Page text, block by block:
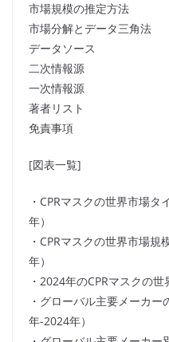
市場規模の推定方法
市場分解とデータ三角法
データソース
二次情報源
一次情報源
著者リスト
免責事項
[図表一覧]
・CPRマスクの世界市場
年）
・CPRマスクの世界市場
年）
・2024年のCPRマスクの
・グローバル主要メーカ
年-2024年）